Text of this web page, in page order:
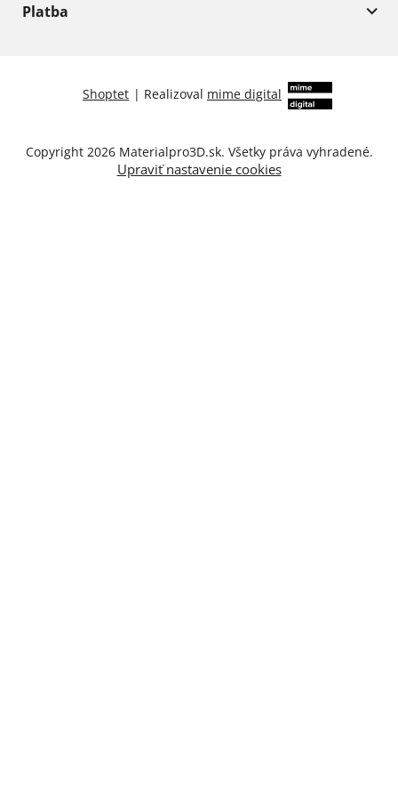
Platba
Shoptet | Realizoval mime digital
Copyright 2026 Materialpro3D.sk. Všetky práva vyhradené.
Upraviť nastavenie cookies